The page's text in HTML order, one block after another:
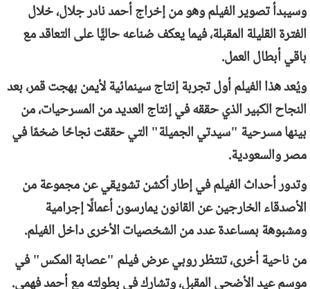
وسيبدأ تصوير الفيلم وهو من إخراج أحمد نادر جلال، خلال
الفترة القليلة المقبلة، فيما يعكف صُناعه حاليًّا على التعاقد مع
باقي أبطال العمل.
ويُعد هذا الفيلم أول تجربة إنتاج سينمائية لأيمن بهجت قمر، بعد
النجاح الكبير الذي حققه في إنتاج العديد من المسرحيات، من
بينها مسرحية "سيدتي الجميلة" التي حققت نجاحًا ضخمًا في
مصر والسعودية.
وتدور أحداث الفيلم في إطار أكشن تشويقي عن مجموعة من
الأصدقاء الخارجين عن القانون يمارسون أعمالًا إجرامية
ومشبوهة بمساعدة عدد من الشخصيات الأخرى داخل الفيلم.
من ناحية أخرى، تنتظر روبي عرض فيلم "عصابة المكس" في
موسم عيد الأضحى المقبل، وتشارك في بطولته مع أحمد فهمي.